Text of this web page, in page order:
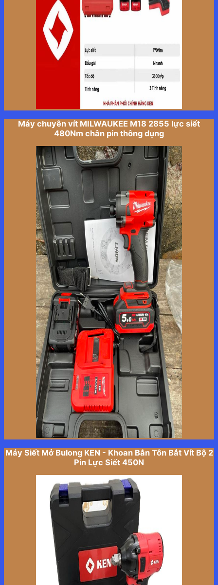
Máy chuyên vít MILWAUKEE M18 2855 lực siết
480Nm chân pin thông dụng
Máy Siết Mở Bulong KEN - Khoan Bắn Tôn Bắt Vít Bộ 2
Pin Lực Siết 450N